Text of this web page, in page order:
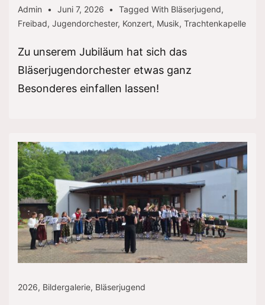
und
den
Glottertäler
Musikanten
Admin Juni 7, 2026 Tagged With Bläserjugend,
Freibad, Jugendorchester, Konzert, Musik, Trachtenkapelle
Zu unserem Jubiläum hat sich das
Bläserjugendorchester etwas ganz
Besonderes einfallen lassen!
2026, Bildergalerie, Bläserjugend